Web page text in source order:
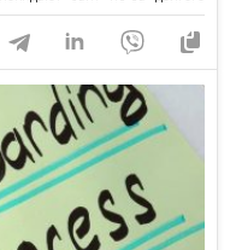
не ухудшая качество
(AI), который может
[…]